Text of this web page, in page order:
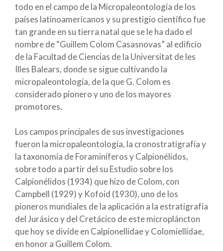
todo en el campo de la Micropaleontología de los
países latinoamericanos y su prestigio científico fue
tan grande en su tierra natal que se le ha dado el
nombre de “Guillem Colom Casasnovas” al edificio
de la Facultad de Ciencias de la Universitat de les
Illes Balears, donde se sigue cultivando la
micropaleontología, de la que G. Colom es
considerado pionero y uno de los mayores
promotores.
Los campos principales de sus investigaciones
fueron la micropaleontología, la cronostratigrafía y
la taxonomía de Foraminíferos y Calpionélidos,
sobre todo a partir del su Estudio sobre los
Calpionélidos (1934) que hizo de Colom, con
Campbell (1929) y Kofoid (1930), uno de los
pioneros mundiales de la aplicación a la estratigrafía
del Jurásico y del Cretácico de este micropláncton
que hoy se divide en Calpionellidae y Colomiellidae,
en honor a Guillem Colom.